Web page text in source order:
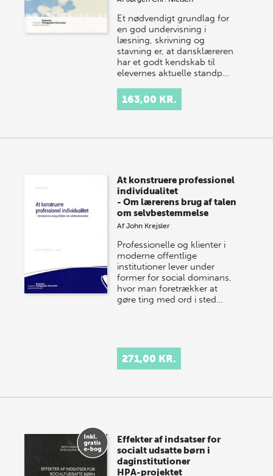
Et nødvendigt grundlag for
en god undervisning i
læsning, skrivning og
stavning er, at dansklæreren
har et godt kendskab til
elevernes aktuelle standp…
163,00 KR.
At konstruere professionel
individualitet
- Om lærerens brug af talen
om selvbestemmelse
AfJohn Krejsler
Professionelle og klienter i
moderne offentlige
institutioner lever under
former for social dominans,
hvor man foretrækker at
gøre ting med ord i sted…
271,00 KR.
Effekter af indsatser for
socialt udsatte børn i
daginstitutioner
HPA-projektet